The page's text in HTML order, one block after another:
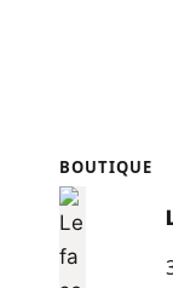
BOUTIQUE